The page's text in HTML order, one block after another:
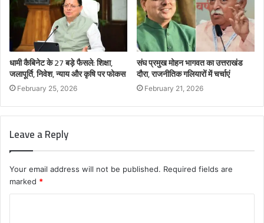
धामी कैबिनेट के 27 बड़े फैसले: शिक्षा,
जलापूर्ति, निवेश, न्याय और कृषि पर फोकस
February 25, 2026
संघ प्रमुख मोहन भागवत का उत्तराखंड
दौरा, राजनीतिक गलियारों में चर्चाएं
February 21, 2026
Leave a Reply
Your email address will not be published. Required fields are
marked *